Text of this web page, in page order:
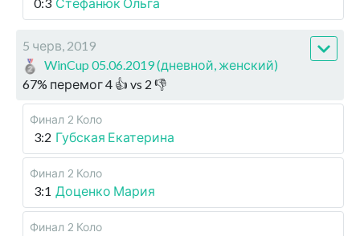
5 черв, 2019
WinCup 05.06.2019 (дневной, женский)
67% перемог4 👍 vs 2 👎
Финал 2 Коло
3:2 Губская Екатерина
Финал 2 Коло
3:1 Доценко Мария
Финал 2 Коло